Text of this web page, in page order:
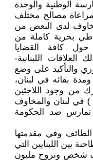
الوطنية والوحدة
مراعاة مصالح مختلف
لدى البعض من
بحرية كاملة من
كافة القضايا
اللبنانية-
والتأكيد على وضع
بقائه في لبنان،
من وجود اللاجئين
في لبنان والمخاوف
تمارس ضد الحكومة
الطائف وفي مقدمتها
بين اللبنايين التي
عن مقتل حوالي 120 ألف شخص ونزوح مليون